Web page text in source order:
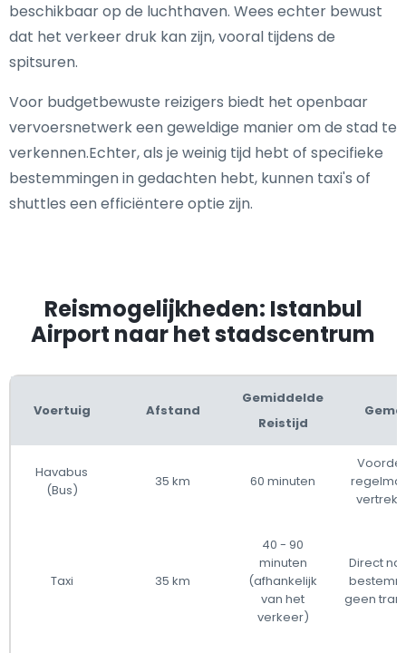
beschikbaar op de luchthaven. Wees echter bewust
dat het verkeer druk kan zijn, vooral tijdens de
spitsuren.
Voor budgetbewuste reizigers biedt het openbaar
vervoersnetwerk een geweldige manier om de stad te
verkennen.Echter, als je weinig tijd hebt of specifieke
bestemmingen in gedachten hebt, kunnen taxi's of
shuttles een efficiëntere optie zijn.
Reismogelijkheden: Istanbul
Airport naar het stadscentrum
Voertuig Afstand
Gemiddelde
Reistijd
Havabus
(Bus)
35 km 60 minuten
Taxi 35 km
40 - 90
minuten
(afhankelijk
van het
verkeer)
Direct
geen